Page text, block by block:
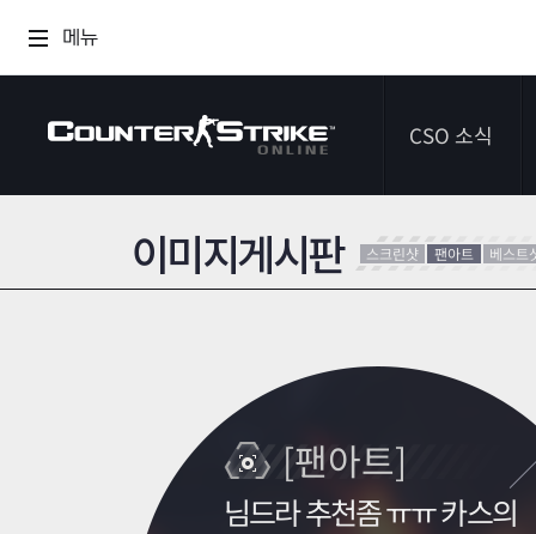
메뉴
CSO 소식
공지사항
이미지게시판 스크린샷 팬아트 베스트
[팬아트]
님드라 추천좀 ㅠㅠ 카스의